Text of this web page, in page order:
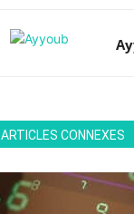
ARTICLES CONNEXES